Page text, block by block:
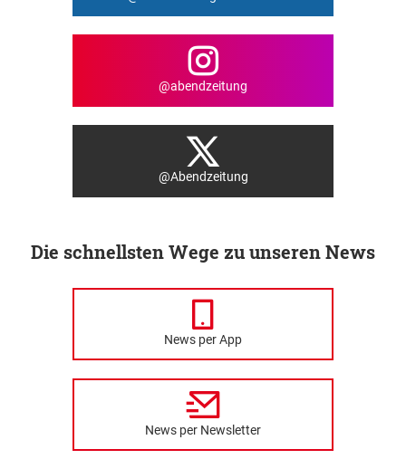
@abendzeitung
@Abendzeitung
Die schnellsten Wege zu unseren News
News per App
News per Newsletter